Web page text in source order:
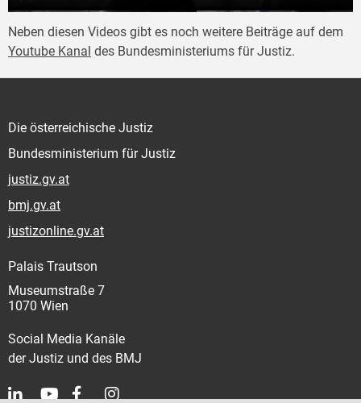
Neben diesen Videos gibt es noch weitere Beiträge auf dem
Youtube Kanal des Bundesministeriums für Justiz.
Die österreichische Justiz
Bundesministerium für Justiz
justiz.gv.at
bmj.gv.at
justizonline.gv.at
Palais Trautson
Museumstraße 7
1070 Wien
Social Media Kanäle
der Justiz und des BMJ